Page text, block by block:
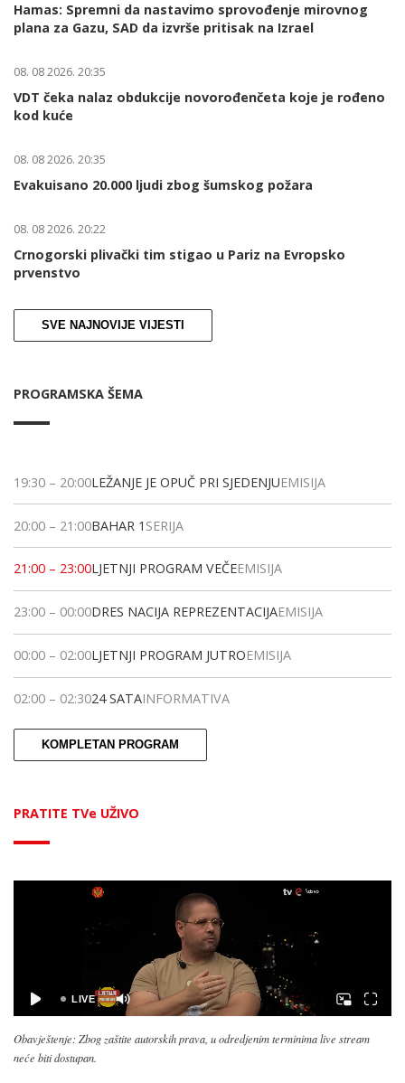
Hamas: Spremni da nastavimo sprovođenje mirovnog
plana za Gazu, SAD da izvrše pritisak na Izrael
08. 08 2026. 20:35
VDT čeka nalaz obdukcije novorođenčeta koje je rođeno
kod kuće
08. 08 2026. 20:35
Evakuisano 20.000 ljudi zbog šumskog požara
08. 08 2026. 20:22
Crnogorski plivački tim stigao u Pariz na Evropsko
prvenstvo
SVE NAJNOVIJE VIJESTI
PROGRAMSKA ŠEMA
19:30 – 20:00LEŽANJE JE OPUČ PRI SJEDENJUEMISIJA
20:00 – 21:00BAHAR 1 SERIJA
21:00 – 23:00LJETNJI PROGRAM VEČEEMISIJA
23:00 – 00:00DRES NACIJA REPREZENTACIJAEMISIJA
00:00 – 02:00LJETNJI PROGRAM JUTROEMISIJA
02:00 – 02:3024 SATAINFORMATIVA
KOMPLETAN PROGRAM
PRATITE TVe UŽIVO
Obavještenje: Zbog zaštite autorskih prava, u odredjenim terminima live stream
neće biti dostupan.